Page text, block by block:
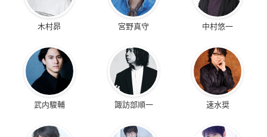
木村昴 宮野真守 中村悠一
武内駿輔 諏訪部順一 速水奨